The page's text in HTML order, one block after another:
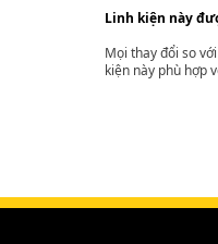
Linh kiện này
Mọi thay đổi so
kiện này phù hợp